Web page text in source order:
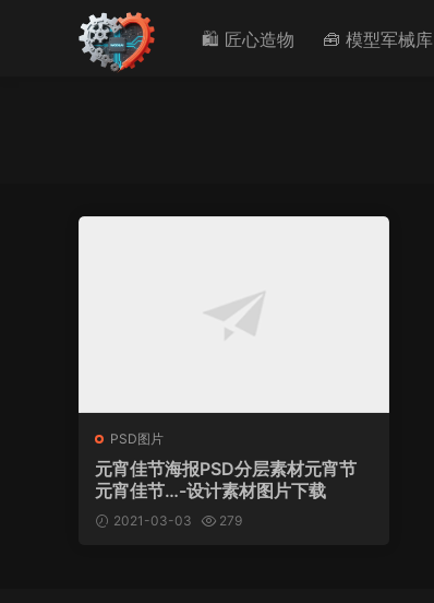
🛍️ 匠心造物 🧰 模型军械库
PSD图片
元宵佳节海报PSD分层素材元宵节
元宵佳节…-设计素材图片下载
2021-03-03 279